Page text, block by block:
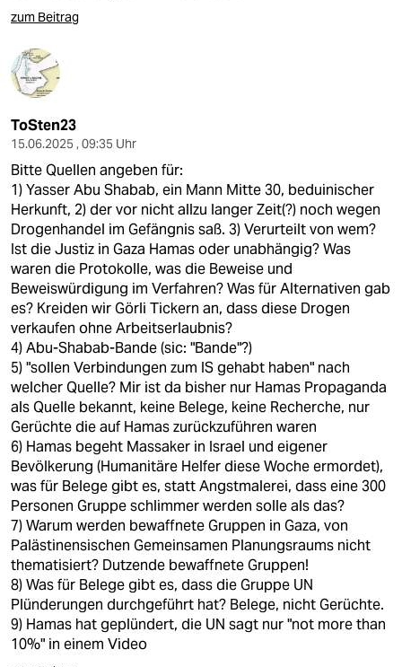
zum Beitrag
ToSten23
15.06.2025 , 09:35 Uhr
Bitte Quellen angeben für:
1) Yasser Abu Shabab, ein Mann Mitte 30, beduinischer
Herkunft, 2) der vor nicht allzu langer Zeit(?) noch wegen
Drogenhandel im Gefängnis saß. 3) Verurteilt von wem?
Ist die Justiz in Gaza Hamas oder unabhängig? Was
waren die Protokolle, was die Beweise und
Beweiswürdigung im Verfahren? Was für Alternativen gab
es? Kreiden wir Görli Tickern an, dass diese Drogen
verkaufen ohne Arbeitserlaubnis?
4) Abu-Shabab-Bande (sic: "Bande"?)
5) "sollen Verbindungen zum IS gehabt haben" nach
welcher Quelle? Mir ist da bisher nur Hamas Propaganda
als Quelle bekannt, keine Belege, keine Recherche, nur
Gerüchte die auf Hamas zurückzuführen waren
6) Hamas begeht Massaker in Israel und eigener
Bevölkerung (Humanitäre Helfer diese Woche ermordet),
was für Belege gibt es, statt Angstmalerei, dass eine 300
Personen Gruppe schlimmer werden solle als das?
7) Warum werden bewaffnete Gruppen in Gaza, von
Palästinensischen Gemeinsamen Planungsraums nicht
thematisiert? Dutzende bewaffnete Gruppen!
8) Was für Belege gibt es, dass die Gruppe UN
Plünderungen durchgeführt hat? Belege, nicht Gerüchte.
9) Hamas hat geplündert, die UN sagt nur "not more than
10%" in einem Video